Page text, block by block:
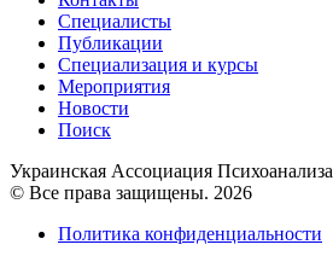
Специалисты
Публикации
Специализация и курсы
Мероприятия
Новости
Поиск
Украинская Ассоциация Психоанализа
© Все права защищены. 2026
Политика конфиденциальности